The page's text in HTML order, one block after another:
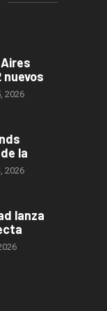
nuevos
2026
la
2026
lanza